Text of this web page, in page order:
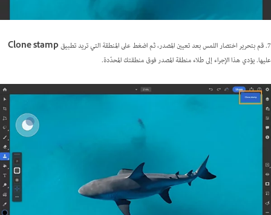
7. قم بتحرير اختصار اللمس بعد تعيين المصدر، ثم اضغط على المنطقة التي تريد تطبيق
Clone stamp
عليها. يؤدي هذا الإجراء إلى طلاء منطقة المصدر فوق منطقتك المحدّدة.